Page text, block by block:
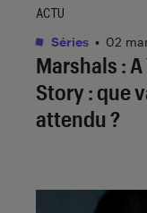
Marshals :
Story : que
attendu ?
ACTU
Séries • 02